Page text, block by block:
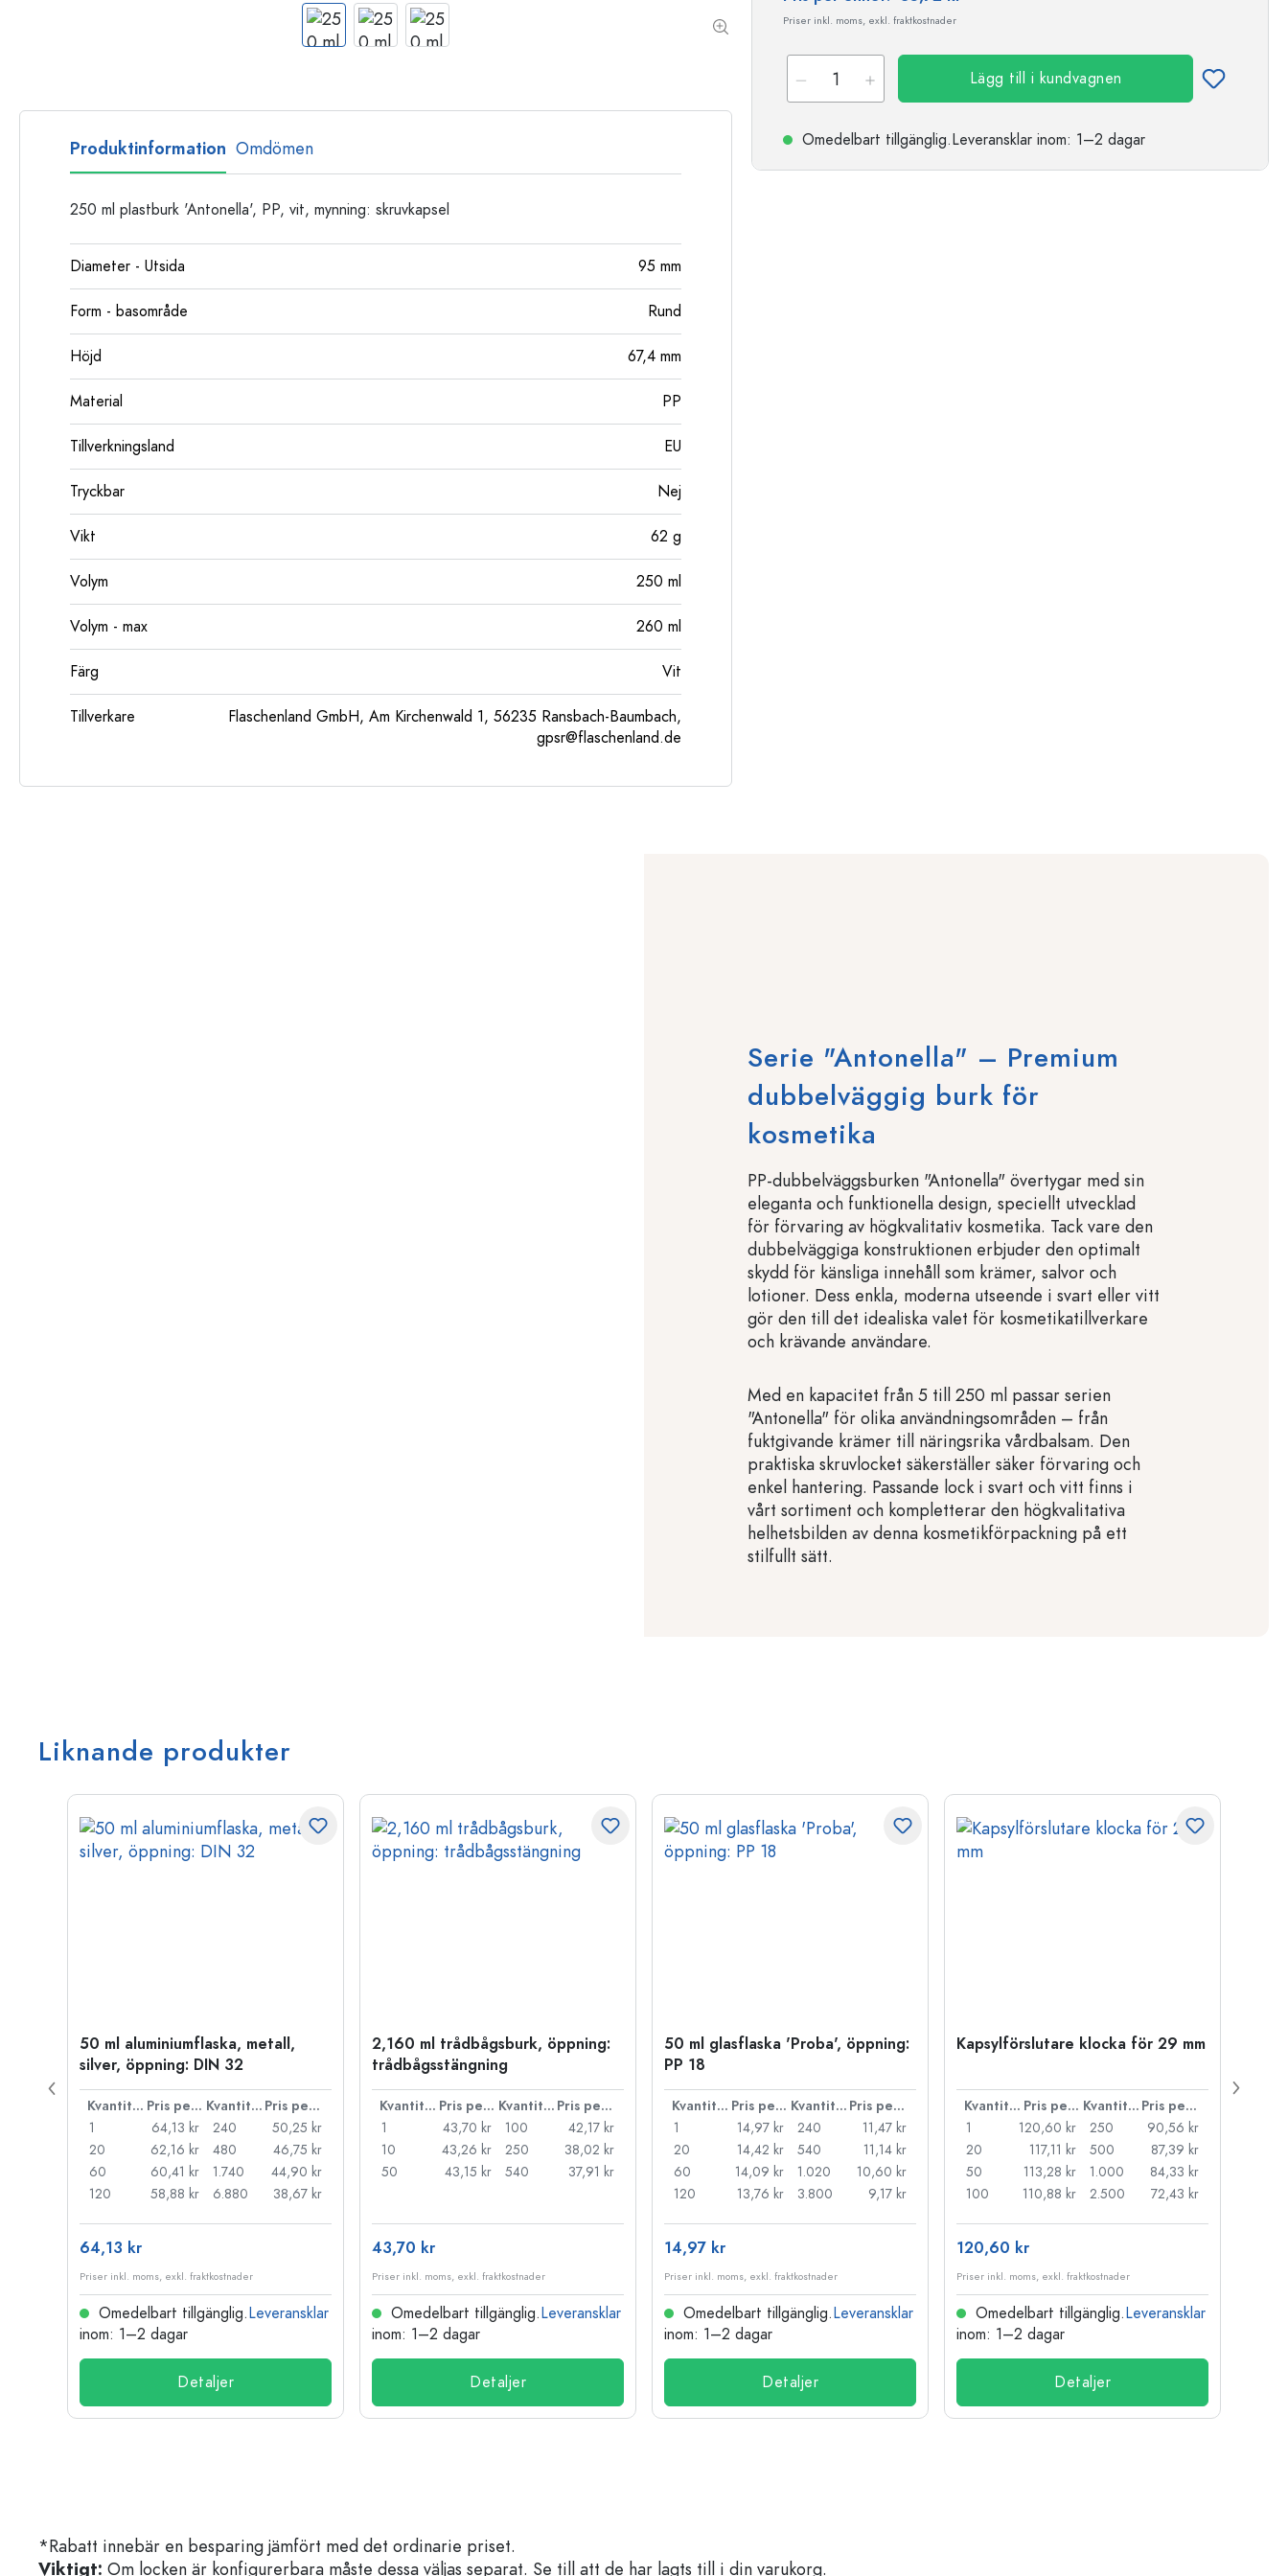
Glasflaskor
Plastflaskor
Priser inkl. moms, exkl. fraktkostnader
Lägg till i kundvagnen
Omedelbart tillgänglig.Leveransklar inom: 1–2 dagar
Produktinformation Omdömen
250 ml plastburk 'Antonella', PP, vit, mynning: skruvkapsel
Diameter - Utsida 95 mm
Form - basområde Rund
Höjd 67,4 mm
Material PP
Tillverkningsland EU
Tryckbar Nej
Vikt 62 g
Volym 250 ml
Volym - max 260 ml
Färg Vit
Tillverkare
Flaschenland GmbH, Am Kirchenwald 1, 56235 Ransbach-Baumbach,
gpsr@flaschenland.de
Serie "Antonella" – Premium
dubbelväggig burk för
kosmetika
PP-dubbelväggsburken "Antonella" övertygar med sin
eleganta och funktionella design, speciellt utvecklad
för förvaring av högkvalitativ kosmetika. Tack vare den
dubbelväggiga konstruktionen erbjuder den optimalt
skydd för känsliga innehåll som krämer, salvor och
lotioner. Dess enkla, moderna utseende i svart eller vitt
gör den till det idealiska valet för kosmetikatillverkare
och krävande användare.
Med en kapacitet från 5 till 250 ml passar serien
"Antonella" för olika användningsområden – från
fuktgivande krämer till näringsrika vårdbalsam. Den
praktiska skruvlocket säkerställer säker förvaring och
enkel hantering. Passande lock i svart och vitt finns i
vårt sortiment och kompletterar den högkvalitativa
helhetsbilden av denna kosmetikförpackning på ett
stilfullt sätt.
Liknande produkter
50 ml aluminiumflaska, metall,
silver, öppning: DIN 32
Kvantitet Pris per styck Kvantitet
Pris per styck
1
64,13 kr
20
62,16 kr
60
60,41 kr
120
58,88 kr
240
50,25 kr
480
46,75 kr
1.740
44,90 kr
6.880
38,67 kr
64,13 kr
Priser inkl. moms, exkl. fraktkostnader
Omedelbart tillgänglig.Leveransklar
inom: 1–2 dagar
Detaljer
2,160 ml trådbågsburk, öppning:
trådbågsstängning
Kvantitet Pris per styck Kvantitet
Pris per styck
1
43,70 kr
10
43,26 kr
50
43,15 kr
100
42,17 kr
250
38,02 kr
540
37,91 kr
43,70 kr
Priser inkl. moms, exkl. fraktkostnader
Omedelbart tillgänglig.Leveransklar
inom: 1–2 dagar
Detaljer
50 ml glasflaska 'Proba', öppning:
PP 18
Kvantitet Pris per styck Kvantitet
Pris per styck
1
14,97 kr
20
14,42 kr
60
14,09 kr
120
13,76 kr
240
11,47 kr
540
11,14 kr
1.020
10,60 kr
3.800
9,17 kr
14,97 kr
Priser inkl. moms, exkl. fraktkostnader
Omedelbart tillgänglig.Leveransklar
inom: 1–2 dagar
Detaljer
Kapsylförslutare klocka för 29 mm
Kvantitet Pris per styck Kvantitet
Pris per styck
1
120,60 kr
20
117,11 kr
50
113,28 kr
100
110,88 kr
250
90,56 kr
500
87,39 kr
1.000
84,33 kr
2.500
72,43 kr
120,60 kr
Priser inkl. moms, exkl. fraktkostnader
Omedelbart tillgänglig.Leveransklar
inom: 1–2 dagar
Detaljer
*Rabatt innebär en besparing jämfört med det ordinarie priset.
Viktigt: Om locken är konfigurerbara måste dessa väljas separat. Se till att de har lagts till i din varukorg.